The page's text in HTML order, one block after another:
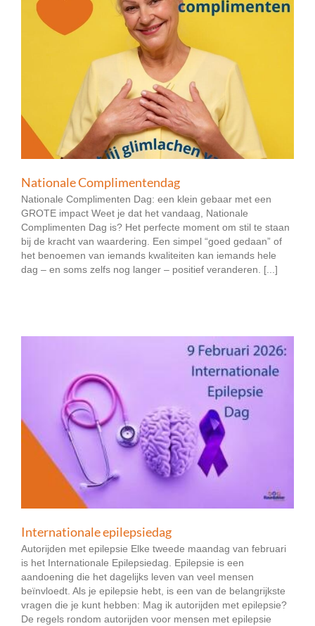
Nationale Complimentendag
Nationale Complimenten Dag: een klein gebaar met een
GROTE impact Weet je dat het vandaag, Nationale
Complimenten Dag is? Het perfecte moment om stil te staan
bij de kracht van waardering. Een simpel “goed gedaan” of
het benoemen van iemands kwaliteiten kan iemands hele
dag – en soms zelfs nog langer – positief veranderen. [...]
Internationale epilepsiedag
Autorijden met epilepsie Elke tweede maandag van februari
is het Internationale Epilepsiedag. Epilepsie is een
aandoening die het dagelijks leven van veel mensen
beïnvloedt. Als je epilepsie hebt, is een van de belangrijkste
vragen die je kunt hebben: Mag ik autorijden met epilepsie?
De regels rondom autorijden voor mensen met epilepsie